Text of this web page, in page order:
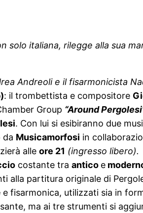
italiana, rilegge alla sua
Andreolie il fisarmonicista
: il trombettista e compositore
Group “Around
. Con lui si esibiranno due
da Musicamorfosi in
alle ore 21 (ingresso libero).
costante tra antico e
alla partitura originale di
fisarmonica, utilizzati sia in
ma ai tre strumenti si